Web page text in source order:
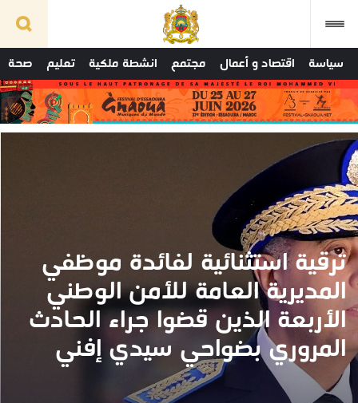
سياسة اقتصاد و أعمال مجتمع انشطة ملكية تعليم صحة
ترقية استثنائية لفائدة موظفي
المديرية العامة للأمن الوطني
الأربعة الذين قضوا جراء الحادث
المروري بضواحي سيدي إفني